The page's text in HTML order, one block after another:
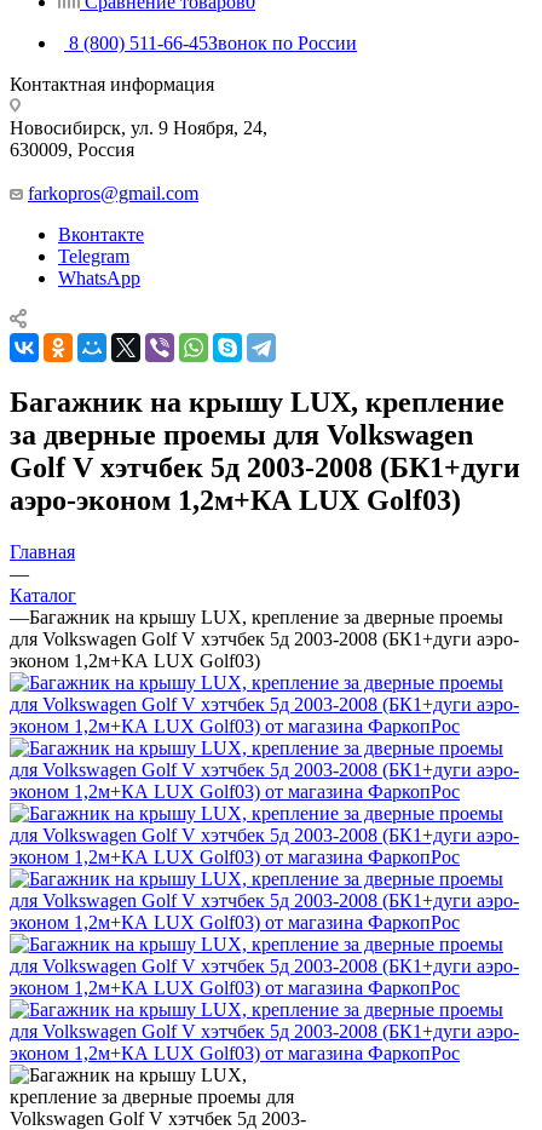
8 (800) 511-66-45Звонок по России
Контактная информация
Новосибирск, ул. 9 Ноября, 24,
630009, Россия
farkopros@gmail.com
Вконтакте
Telegram
WhatsApp
Багажник на крышу LUX, крепление
за дверные проемы для Volkswagen
Golf V хэтчбек 5д 2003-2008 (БК1+дуги
аэро-эконом 1,2м+КА LUX Golf03)
Главная
—
Каталог
—Багажник на крышу LUX, крепление за дверные проемы
для Volkswagen Golf V хэтчбек 5д 2003-2008 (БК1+дуги аэро-
эконом 1,2м+КА LUX Golf03)